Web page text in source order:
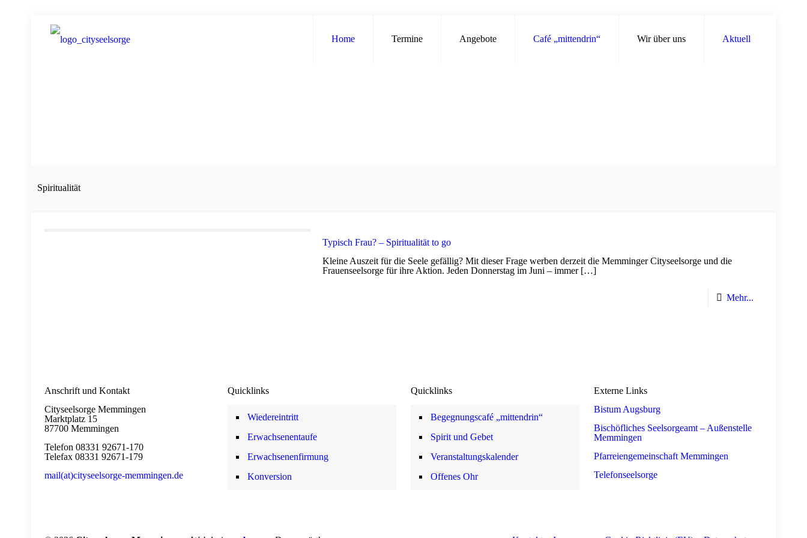
Home Termine Angebote Café „mittendrin“ Wir über uns Aktuell
Spiritualität
Typisch Frau? – Spiritualität to go
Kleine Auszeit für die Seele gefällig? Mit dieser Frage werben derzeit die Memminger Cityseelsorge und die
Frauenseelsorge für ihre Aktion. Jeden Donnerstag im Juni – immer[…]
Mehr...
Anschrift und Kontakt
Cityseelsorge Memmingen
Marktplatz 15
87700 Memmingen
Telefon 08331 92671-170
Telefax 08331 92671-179
mail(at)cityseelsorge-memmingen.de
Quicklinks
Wiedereintritt
Erwachsenentaufe
Erwachsenenfirmung
Konversion
Quicklinks
Begegnungscafé „mittendrin“
Spirit und Gebet
Veranstaltungskalender
Offenes Ohr
Externe Links
Bistum Augsburg
Bischöfliches Seelsorgeamt – Außenstelle
Memmingen
Pfarreiengemeinschaft Memmingen
Telefonseelsorge